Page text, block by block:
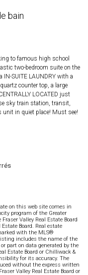
bain
to famous high school
two-bedroom suite on the
SUITE LAUNDRY with a
counter top, a large
LOCATED just
sky train station, transit,
unit in quiet place! Must see!
on this web site comes in
program of the Greater
Valley Real Estate Board
Board. Real estate
with the MLS®
includes the name of the
part on data generated by the
Estate Board or Chilliwack &
for its accuracy. The
without the express written
Valley Real Estate Board or